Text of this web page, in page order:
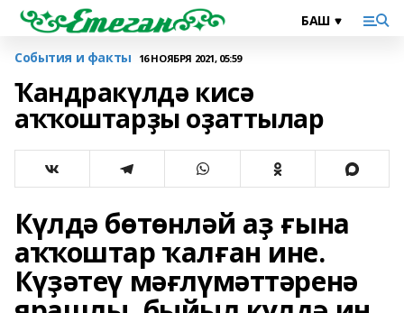
События и факты 16 НОЯБРЯ 2021, 05:59
Ҡандракүлдә кисә
аҡҡоштарҙы оҙаттылар
Күлдә бөтөнләй аҙ ғына
аҡҡоштар ҡалған ине.
Күҙәтеү мәғлүмәттәренә